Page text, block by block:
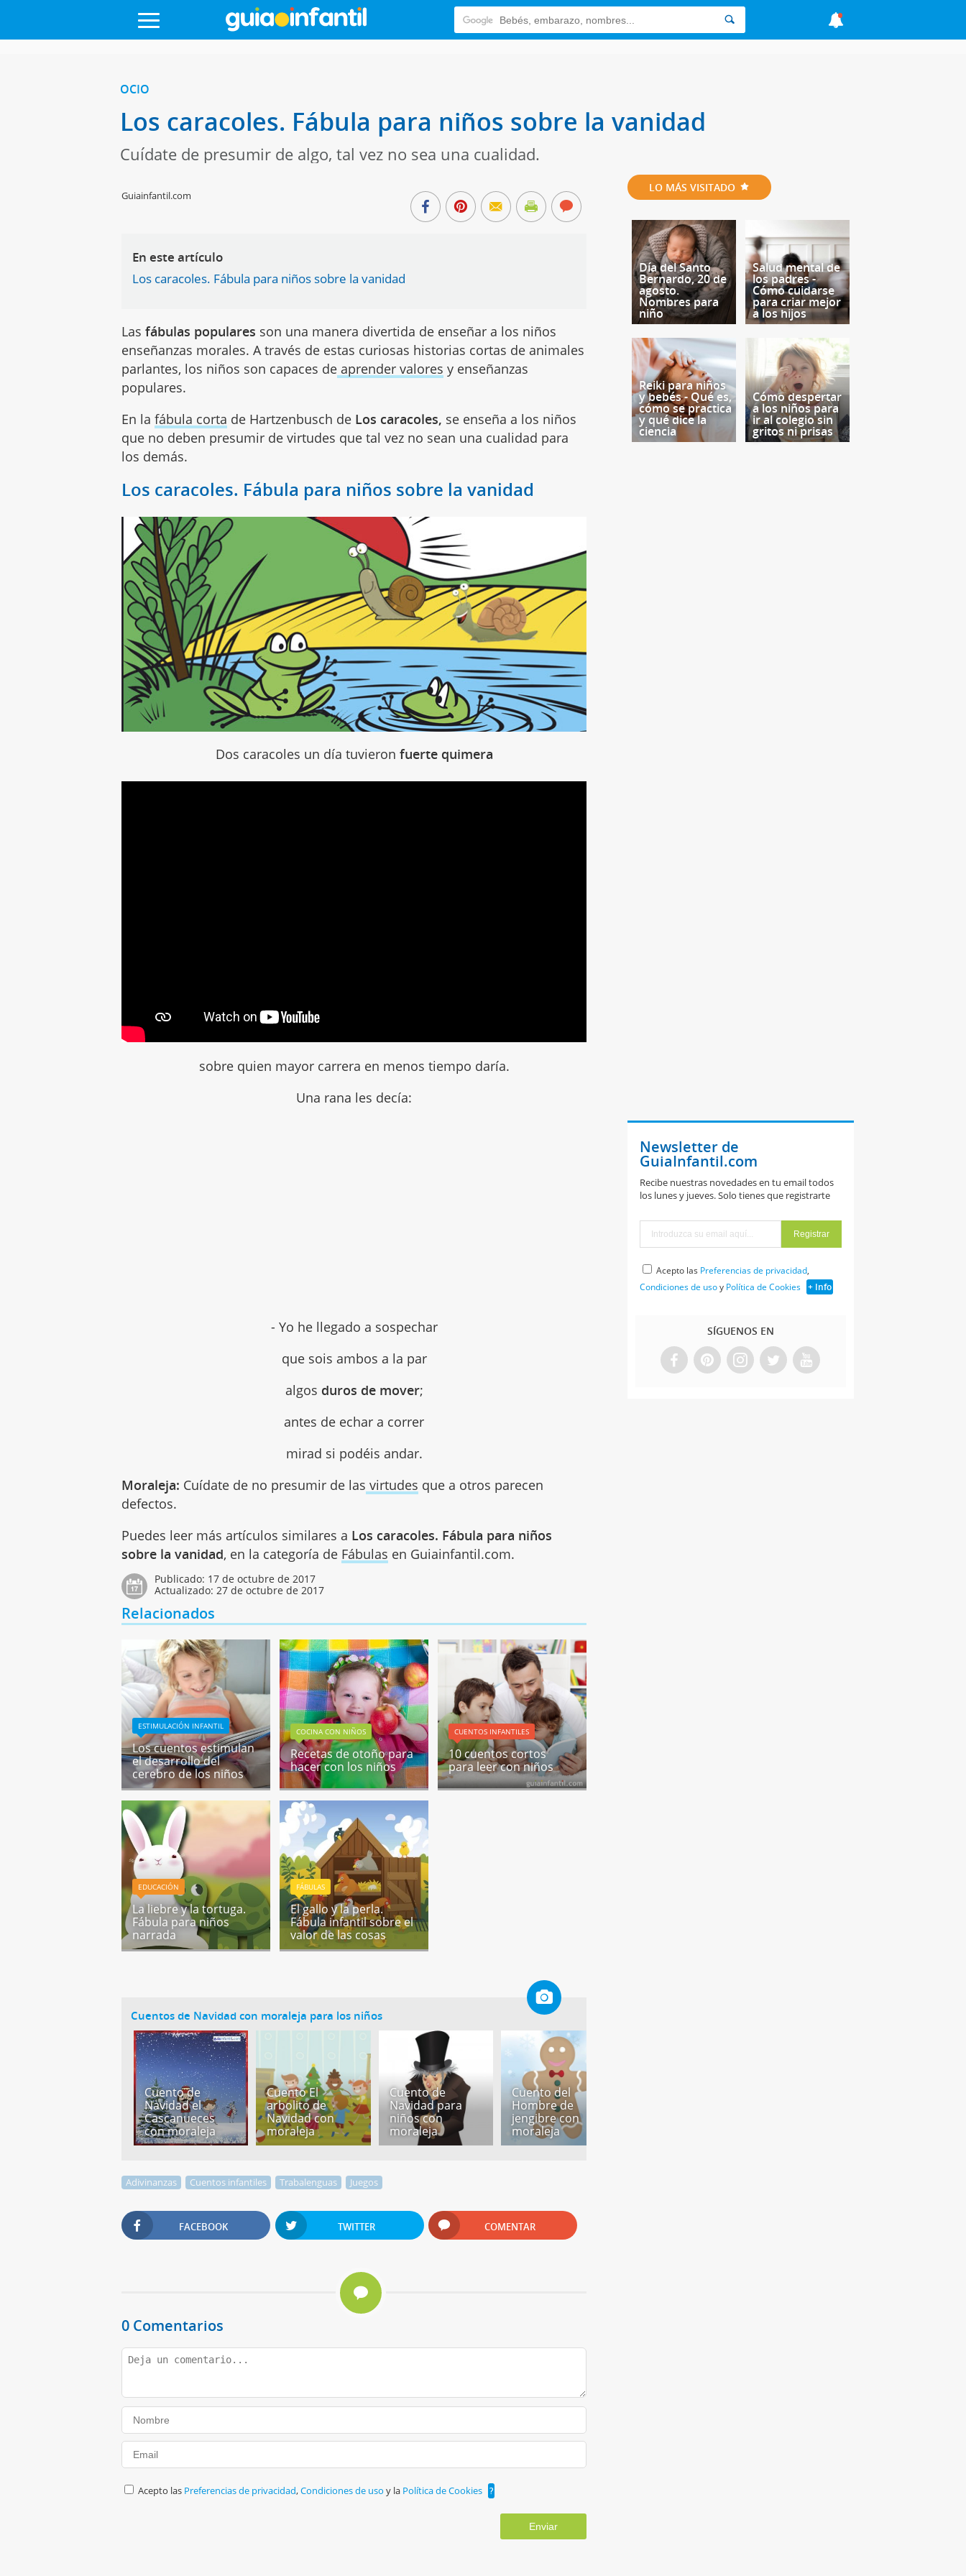
OCIO
Los caracoles. Fábula para niños sobre la vanidad
Cuídate de presumir de algo, tal vez no sea una cualidad.
Guiainfantil.com
En este artículo
Los caracoles. Fábula para niños sobre la vanidad
Lasfábulas populares son una manera divertida de enseñar a los niños
enseñanzas morales. A través de estas curiosas historias cortas de animales
parlantes, los niños son capaces de aprender valores y enseñanzas
populares.
En lafábula corta de Hartzenbusch de Los caracoles, se enseña a los niños
que no deben presumir de virtudes que tal vez no sean una cualidad para
los demás.
Los caracoles. Fábula para niños sobre la vanidad
Dos caracoles un día tuvieron fuerte quimera
sobre quien mayor carrera en menos tiempo daría.
Una rana les decía:
- Yo he llegado a sospechar
que sois ambos a la par
algos duros de mover;
antes de echar a correr
mirad si podéis andar.
Moraleja: Cuídate de no presumir de las virtudes que a otros parecen
defectos.
Puedes leer más artículos similares a Los caracoles. Fábula para niños
sobre la vanidad, en la categoría de Fábulas en Guiainfantil.com.
Publicado: 17 de octubre de 2017
Actualizado:27 de octubre de 2017
Relacionados
ESTIMULACIÓN INFANTIL
Los cuentos estimulan
el desarrollo del
cerebro de los niños
COCINA CON NIÑOS
Recetas de otoño para
hacer con los niños
CUENTOS INFANTILES
10 cuentos cortos
para leer con niños
EDUCACIÓN
La liebre y la tortuga.
Fábula para niños
narrada
FÁBULAS
El gallo y la perla.
Fábula infantil sobre el
valor de las cosas
Cuentos de Navidad con moraleja para los niños
Cuento de
Navidad el
Cascanueces
con moraleja
Cuento El
arbolito de
Navidad con
moraleja
Cuento de
Navidad para
niños con
moraleja
Cuento del
Hombre de
jengibre con
moraleja
Adivinanzas Cuentos infantiles Trabalenguas Juegos
FACEBOOK TWITTER COMENTAR
0 Comentarios
Acepto las Preferencias de privacidad,Condiciones de usoy la Política de Cookies ?
Enviar
LO MÁS VISITADO
Día del Santo
Bernardo, 20 de
agosto.
Nombres para
niño
Salud mental de
los padres -
Cómo cuidarse
para criar mejor
a los hijos
Reiki para niños
y bebés - Qué es,
cómo se practica
y qué dice la
ciencia
Cómo despertar
a los niños para
ir al colegio sin
gritos ni prisas
Newsletter de
GuiaInfantil.com
Recibe nuestras novedades en tu email todos
los lunes y jueves. Solo tienes que registrarte
Acepto las Preferencias de privacidad,
Condiciones de usoy Política de Cookies + Info
SÍGUENOS EN